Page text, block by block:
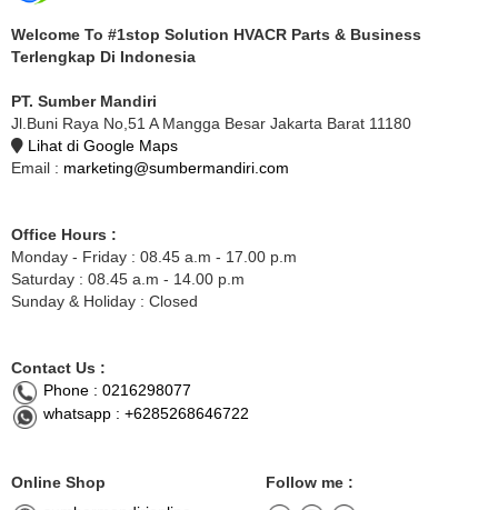
Welcome To #1stop Solution HVACR Parts & Business
Terlengkap Di Indonesia
PT. Sumber Mandiri
Jl.Buni Raya No,51 A Mangga Besar Jakarta Barat 11180
Lihat di Google Maps
Email : marketing@sumbermandiri.com
Office Hours :
Monday - Friday : 08.45 a.m - 17.00 p.m
Saturday : 08.45 a.m - 14.00 p.m
Sunday & Holiday : Closed
Contact Us :
Phone : 0216298077
whatsapp : +6285268646722
Online Shop
Follow me :